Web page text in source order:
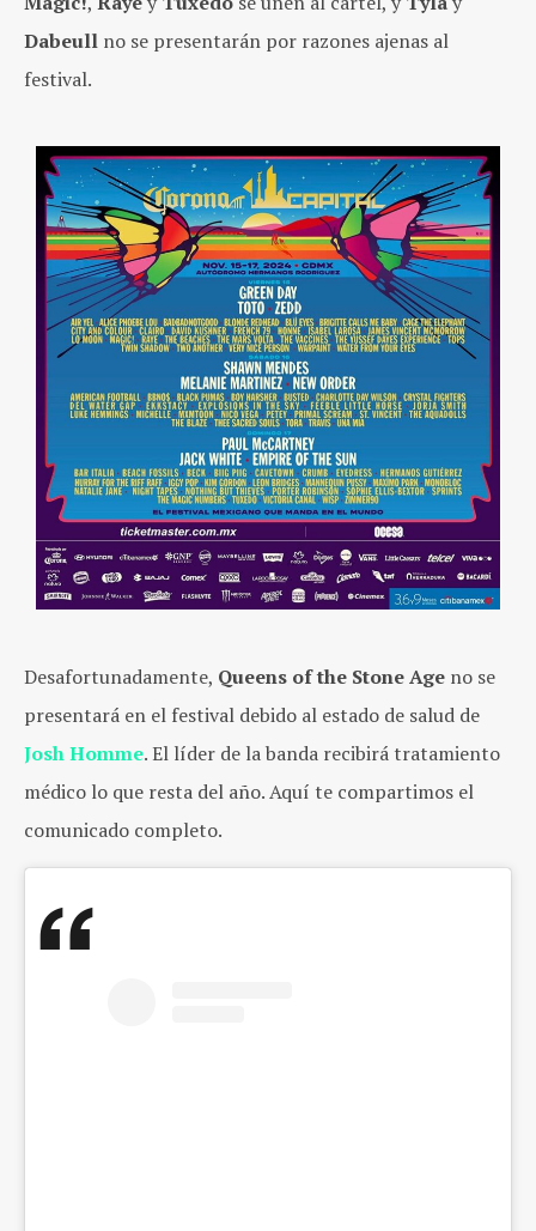
Dabeull no se presentarán por razones ajenas al
festival.
Desafortunadamente, Queens of the Stone Age no se
presentará en el festival debido al estado de salud de
Josh Homme. El líder de la banda recibirá tratamiento
médico lo que resta del año. Aquí te compartimos el
comunicado completo.